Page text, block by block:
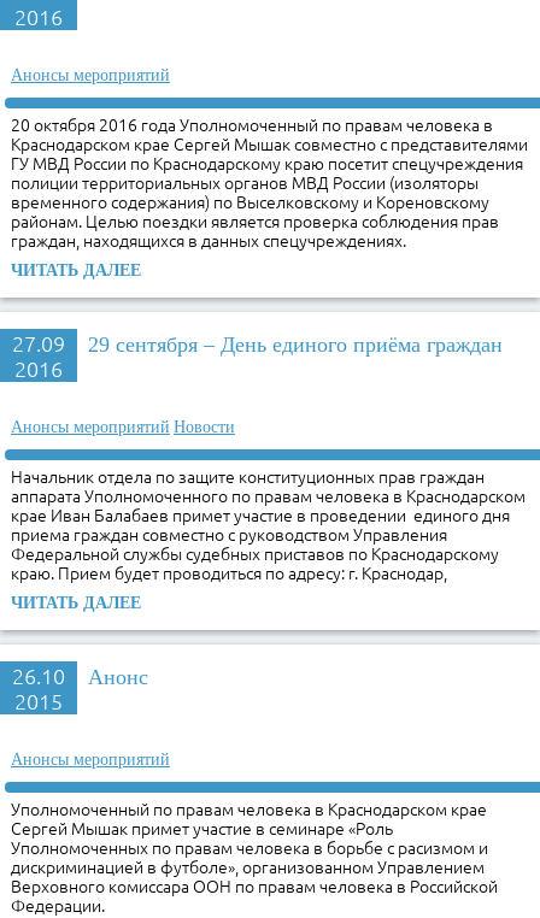
2016
Анонсы мероприятий
20 октября 2016 года Уполномоченный по правам человека в
Краснодарском крае Сергей Мышак совместно с представителями
ГУ МВД России по Краснодарскому краю посетит спецучреждения
полиции территориальных органов МВД России (изоляторы
временного содержания) по Выселковскому и Кореновскому
районам. Целью поездки является проверка соблюдения прав
граждан, находящихся в данных спецучреждениях.
ЧИТАТЬ ДАЛЕЕ
27.09
2016
29 сентября – День единого приёма граждан
Анонсы мероприятий Новости
Начальник отдела по защите конституционных прав граждан
аппарата Уполномоченного по правам человека в Краснодарском
крае Иван Балабаев примет участие в проведении единого дня
приема граждан совместно с руководством Управления
Федеральной службы судебных приставов по Краснодарскому
краю. Прием будет проводиться по адресу: г. Краснодар,
ЧИТАТЬ ДАЛЕЕ
26.10
2015
Анонс
Анонсы мероприятий
Уполномоченный по правам человека в Краснодарском крае
Сергей Мышак примет участие в семинаре «Роль
Уполномоченных по правам человека в борьбе с расизмом и
дискриминацией в футболе», организованном Управлением
Верховного комиссара ООН по правам человека в Российской
Федерации.